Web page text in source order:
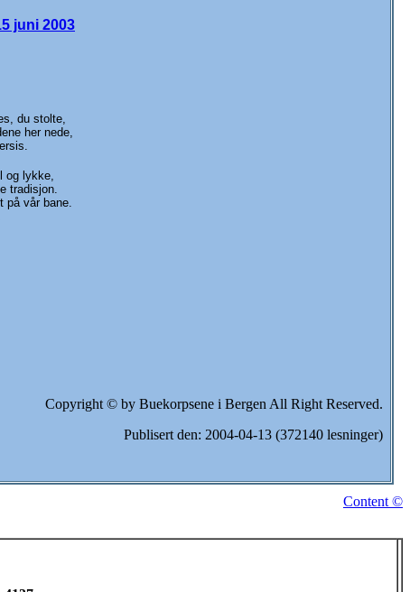
juni 2003
du stolte,
her nede,
og lykke,
tradisjon.
vår bane.
Copyright © by Buekorpsene i Bergen All Right Reserved.
Publisert den: 2004-04-13 (372140 lesninger)
Content ©